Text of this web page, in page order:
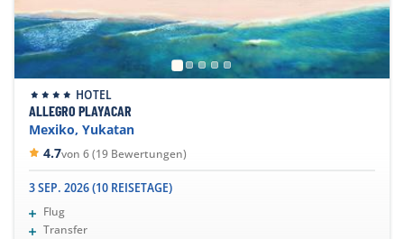
HOTEL
ALLEGRO PLAYACAR
Mexiko, Yukatan
4.7von 6 (19 Bewertungen)
3 SEP. 2026 (10 REISETAGE)
Flug
Transfer